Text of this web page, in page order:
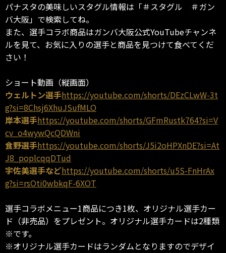
パナスタの美味しいスタグル情報は「＃スタグル ＃ガン
バ大阪」で検索してね。
また、選手コラボ商品はガンバ大阪公式YouTubeチャンネ
ルを見て、お気に入りの選手と商品を見つけて食べてくだ
さい！
ショート動画（縦画面）
ウェルトン選手https://youtube.com/shorts/DEzCLwW-3t
g?si=8Chsj6XhuJSufMLO
岸本選手https://youtube.com/shorts/GFmRustk764?si=V
cv_o4wywQcQDWni
食野選手https://youtube.com/shorts/J5i2oHPXnDE?si=At
J8_poplcqqDTud
宇佐美選手などhttps://youtube.com/shorts/u5S-FnHrAx
g?si=rsOti0wbkqF-6XOT
選手コラボメニュー1商品につき1枚、オリジナル選手カー
ド（非売品）をプレゼント。オリジナル選手カードは2種類
※です。
※オリジナル選手カードはランダムとなりますのでデザイ